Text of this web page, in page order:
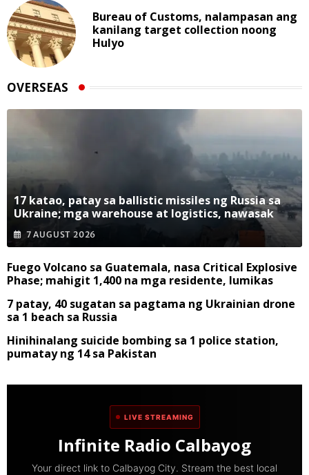
Bureau of Customs, nalampasan ang
kanilang target collection noong
Hulyo
OVERSEAS
17 katao, patay sa ballistic missiles ng Russia sa
Ukraine; mga warehouse at logistics, nawasak
7 AUGUST 2026
Fuego Volcano sa Guatemala, nasa Critical Explosive
Phase; mahigit 1,400 na mga residente, lumikas
7 patay, 40 sugatan sa pagtama ng Ukrainian drone
sa 1 beach sa Russia
Hinihinalang suicide bombing sa 1 police station,
pumatay ng 14 sa Pakistan
LIVE STREAMING
Infinite Radio Calbayog
Your direct link to Calbayog City. Stream the best local